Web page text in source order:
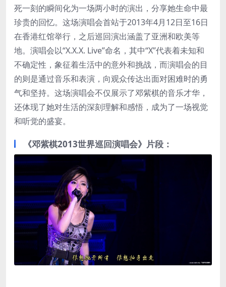
死一刻的瞬间化为一场两小时的演出，分享她生命中最
珍贵的回忆。这场演唱会首站于2013年4月12日至16日
在香港红馆举行，之后巡回演出涵盖了亚洲和欧美等
地。演唱会以“X.X.X. Live”命名，其中“X”代表着未知和
不确定性，象征着生活中的意外和挑战，而演唱会的目
的则是通过音乐和表演，向观众传达出面对困难时的勇
气和坚持。这场演唱会不仅展示了邓紫棋的音乐才华，
还体现了她对生活的深刻理解和感悟，成为了一场视觉
和听觉的盛宴‌。
《邓紫棋2013世界巡回演唱会》片段：